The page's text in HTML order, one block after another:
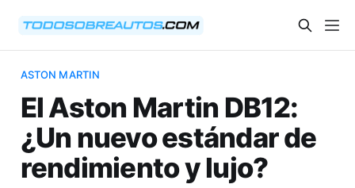
ASTON MARTIN
El Aston Martin DB12:
¿Un nuevo estándar de
rendimiento y lujo?